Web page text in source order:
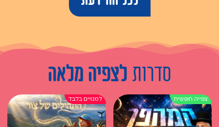
סדרות לצפיה מלאה